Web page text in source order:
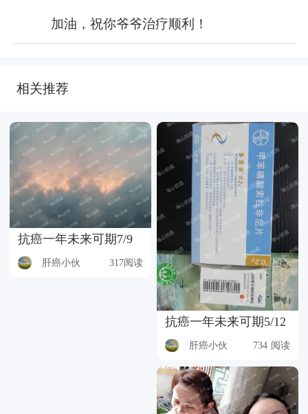
加油，祝你爷爷治疗顺利！
相关推荐
抗癌一年未来可期7/9
肝癌小伙 317阅读
抗癌一年未来可期5/12
肝癌小伙 734 阅读